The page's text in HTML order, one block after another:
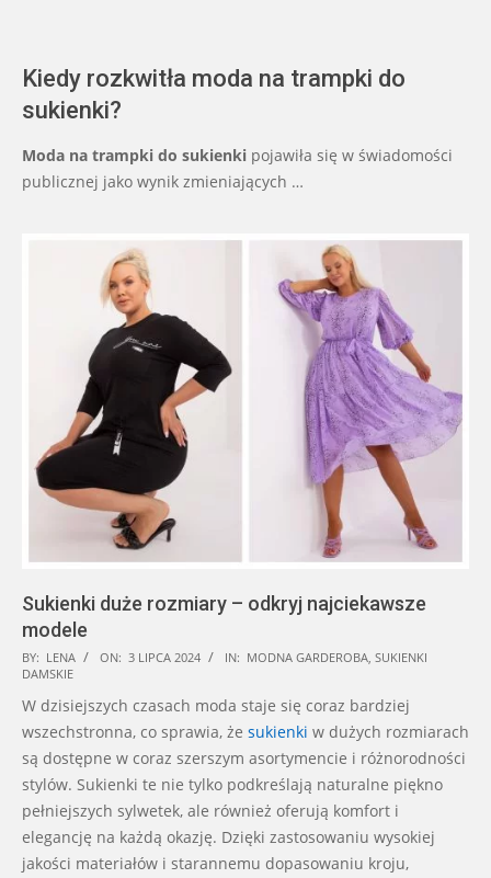
Kiedy rozkwitła moda na trampki do
sukienki?
Moda na trampki do sukienki pojawiła się w świadomości
publicznej jako wynik zmieniających …
Sukienki duże rozmiary – odkryj najciekawsze
modele
2024-
07-
03
BY: LENA ON: 3 LIPCA 2024 IN: MODNA GARDEROBA, SUKIENKI
DAMSKIE
W dzisiejszych czasach moda staje się coraz bardziej
wszechstronna, co sprawia, że sukienki w dużych rozmiarach
są dostępne w coraz szerszym asortymencie i różnorodności
stylów. Sukienki te nie tylko podkreślają naturalne piękno
pełniejszych sylwetek, ale również oferują komfort i
elegancję na każdą okazję. Dzięki zastosowaniu wysokiej
jakości materiałów i starannemu dopasowaniu kroju,